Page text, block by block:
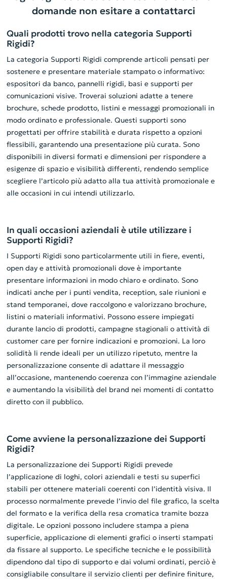
domande non esitare a contattarci
Quali prodotti trovo nella categoria Supporti
Rigidi?
La categoria Supporti Rigidi comprende articoli pensati per
sostenere e presentare materiale stampato o informativo:
espositori da banco, pannelli rigidi, basi e supporti per
comunicazioni visive. Troverai soluzioni adatte a tenere
brochure, schede prodotto, listini e messaggi promozionali in
modo ordinato e professionale. Questi supporti sono
progettati per offrire stabilità e durata rispetto a opzioni
flessibili, garantendo una presentazione più curata. Sono
disponibili in diversi formati e dimensioni per rispondere a
esigenze di spazio e visibilità differenti, rendendo semplice
scegliere l’articolo più adatto alla tua attività promozionale e
alle occasioni in cui intendi utilizzarlo.
In quali occasioni aziendali è utile utilizzare i
Supporti Rigidi?
I Supporti Rigidi sono particolarmente utili in fiere, eventi,
open day e attività promozionali dove è importante
presentare informazioni in modo chiaro e ordinato. Sono
indicati anche per i punti vendita, reception, sale riunioni e
stand temporanei, dove raccolgono e valorizzano brochure,
listini o materiali informativi. Possono essere impiegati
durante lancio di prodotti, campagne stagionali o attività di
customer care per fornire indicazioni e promozioni. La loro
solidità li rende ideali per un utilizzo ripetuto, mentre la
personalizzazione consente di adattare il messaggio
all’occasione, mantenendo coerenza con l’immagine aziendale
e aumentando la visibilità del brand nei momenti di contatto
diretto con il pubblico.
Come avviene la personalizzazione dei Supporti
Rigidi?
La personalizzazione dei Supporti Rigidi prevede
l’applicazione di loghi, colori aziendali e testi su superfici
stabili per ottenere materiali coerenti con l’identità visiva. Il
processo normalmente prevede l’invio del file grafico, la scelta
del formato e la verifica della resa cromatica tramite bozza
digitale. Le opzioni possono includere stampa a piena
superficie, applicazione di elementi grafici o inserti stampati
da fissare al supporto. Le specifiche tecniche e le possibilità
dipendono dal tipo di supporto e dai volumi ordinati, perciò è
consigliabile consultare il servizio clienti per definire finiture,